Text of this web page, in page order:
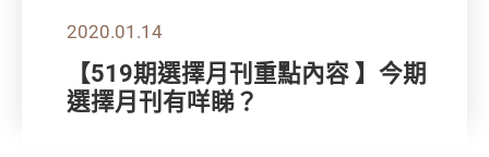
2020.01.14
【519期選擇月刊重點內容 】今期
選擇月刊有咩睇？